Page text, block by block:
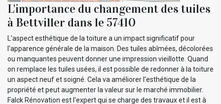
L'importance du changement des tuiles
à Bettviller dans le 57410
L'aspect esthétique de la toiture a un impact significatif pour
l'apparence générale de la maison. Des tuiles abîmées, décolorées
ou manquantes peuvent donner une impression vieillotte. Quand
on remplace les tuiles usées, il est possible de redonner à la toiture
un aspect neuf et soigné. Cela va améliorer l'esthétique de la
propriété et peut augmenter la valeur sur le marché immobilier.
Falck Rénovation est l'expert qui se charge des travaux et il est à